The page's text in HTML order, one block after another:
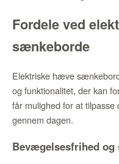
Fordele ved
sænkeborde
Elektriske hæve
og funktionalitet, der kan
får mulighed for at
gennem dagen.
Bevægelsesfrihed og